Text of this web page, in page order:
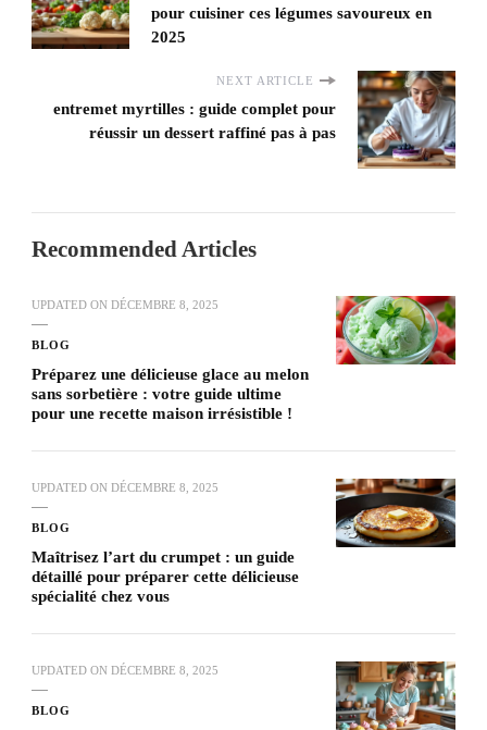
pour cuisiner ces légumes savoureux en
2025
NEXT ARTICLE
entremet myrtilles : guide complet pour
réussir un dessert raffiné pas à pas
Recommended Articles
UPDATED ON DÉCEMBRE 8, 2025
BLOG
Préparez une délicieuse glace au melon
sans sorbetière : votre guide ultime
pour une recette maison irrésistible !
UPDATED ON DÉCEMBRE 8, 2025
BLOG
Maîtrisez l’art du crumpet : un guide
détaillé pour préparer cette délicieuse
spécialité chez vous
UPDATED ON DÉCEMBRE 8, 2025
BLOG